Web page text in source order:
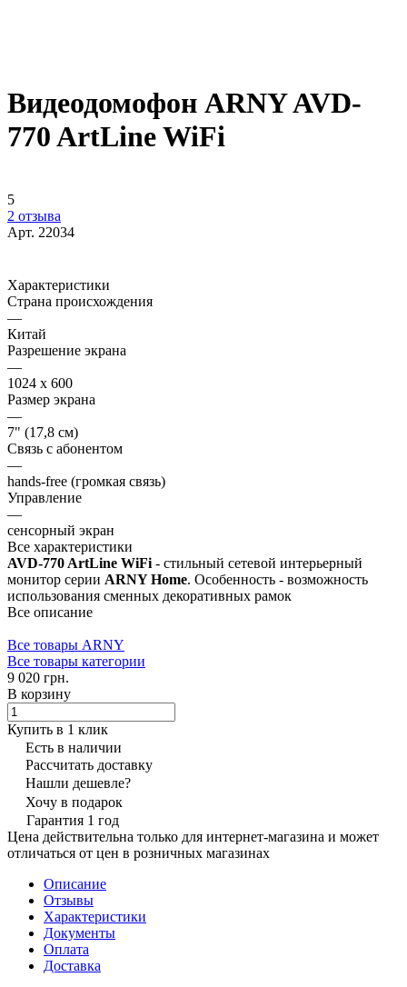
Видеодомофон ARNY AVD-
770 ArtLine WiFi
5
2 отзыва
Арт. 22034
Характеристики
Страна происхождения
—
Китай
Разрешение экрана
—
1024 x 600
Размер экрана
—
7" (17,8 см)
Связь с абонентом
—
hands-free (громкая связь)
Управление
—
сенсорный экран
Все характеристики
AVD-770 ArtLine WiFi - стильный сетевой интерьерный
монитор серии ARNY Home. Особенность - возможность
использования сменных декоративных рамок
Все описание
Все товары ARNY
Все товары категории
9 020 грн.
В корзину
Купить в 1 клик
Есть в наличии
Рассчитать доставку
Нашли дешевле?
Хочу в подарок
Гарантия 1 год
Цена действительна только для интернет-магазина и может
отличаться от цен в розничных магазинах
Описание
Отзывы
Характеристики
Документы
Оплата
Доставка